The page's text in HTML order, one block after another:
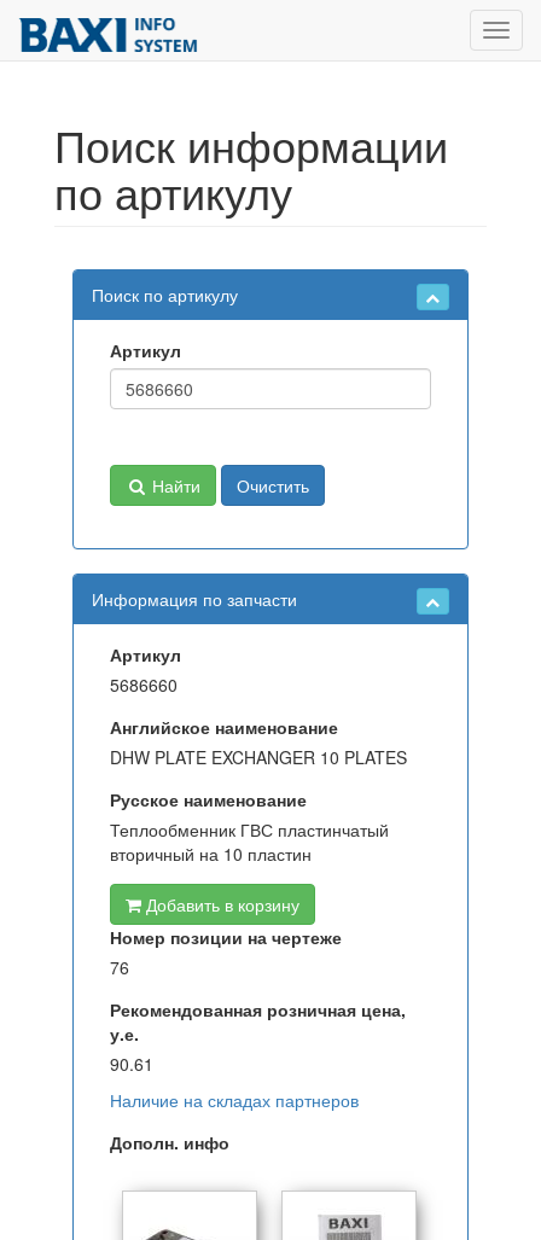
Поиск информации
по артикулу
Поиск по артикулу
Артикул
Найти Очистить
Информация по запчасти
Артикул
5686660
Английское наименование
DHW PLATE EXCHANGER 10 PLATES
Русское наименование
Теплообменник ГВС пластинчатый
вторичный на 10 пластин
Добавить в корзину
Номер позиции на чертеже
76
Рекомендованная розничная цена,
у.е.
90.61
Наличие на складах партнеров
Дополн. инфо